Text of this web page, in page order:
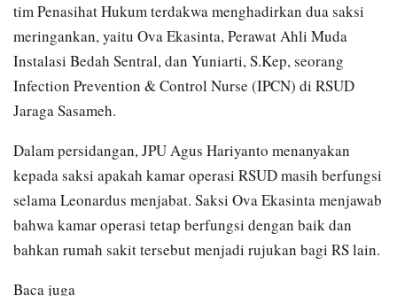
tim Penasihat Hukum terdakwa menghadirkan dua saksi
meringankan, yaitu Ova Ekasinta, Perawat Ahli Muda
Instalasi Bedah Sentral, dan Yuniarti, S.Kep, seorang
Infection Prevention & Control Nurse (IPCN) di RSUD
Jaraga Sasameh.
Dalam persidangan, JPU Agus Hariyanto menanyakan
kepada saksi apakah kamar operasi RSUD masih berfungsi
selama Leonardus menjabat. Saksi Ova Ekasinta menjawab
bahwa kamar operasi tetap berfungsi dengan baik dan
bahkan rumah sakit tersebut menjadi rujukan bagi RS lain.
Baca juga